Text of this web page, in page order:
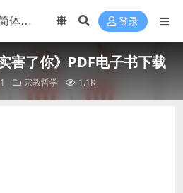
登录
害了你》PDF电子书下载
宗教哲学 1.1K